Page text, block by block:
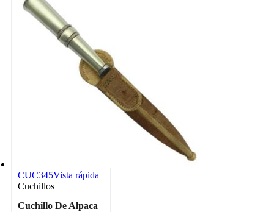
CUC345Vista rápida
Cuchillos
Cuchillo De Alpaca